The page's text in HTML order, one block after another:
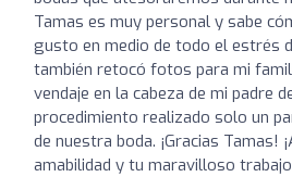
Tamas es muy personal y sabe
gusto en medio de todo el estrés
también retocó fotos para mi
vendaje en la cabeza de mi padre
procedimiento realizado solo un
de nuestra boda. ¡Gracias Tamas!
amabilidad y tu maravilloso